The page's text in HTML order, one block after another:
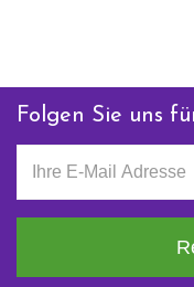
Folgen Sie uns